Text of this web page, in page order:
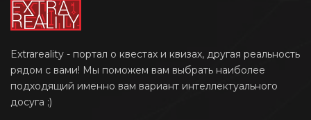
Extrareality - портал о квестах и квизах, другая реальность
рядом с вами! Мы поможем вам выбрать наиболее
подходящий именно вам вариант интеллектуального
досуга ;)